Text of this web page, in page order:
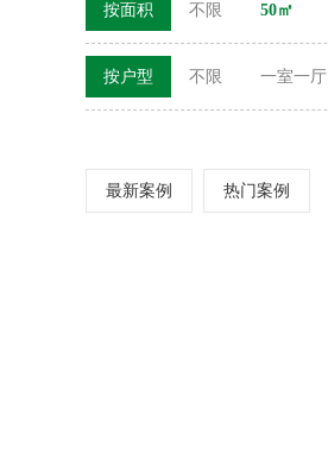
按面积 不限 50㎡
按户型 不限 一室一厅
最新案例 热门案例